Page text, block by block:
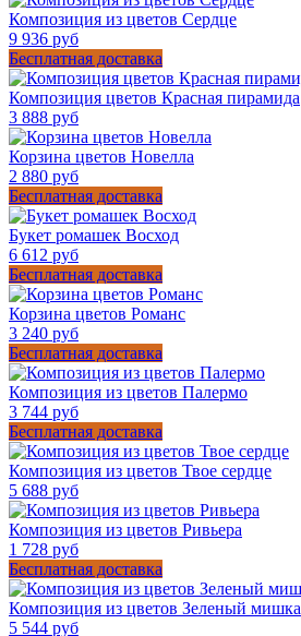
Композиция из цветов Сердце
9 936 руб
Бесплатная доставка
Композиция цветов Красная пирамида
3 888 руб
Корзина цветов Новелла
2 880 руб
Бесплатная доставка
Букет ромашек Восход
6 612 руб
Бесплатная доставка
Корзина цветов Романс
3 240 руб
Бесплатная доставка
Композиция из цветов Палермо
3 744 руб
Бесплатная доставка
Композиция из цветов Твое сердце
5 688 руб
Композиция из цветов Ривьера
1 728 руб
Бесплатная доставка
Композиция из цветов Зеленый мишка
5 544 руб